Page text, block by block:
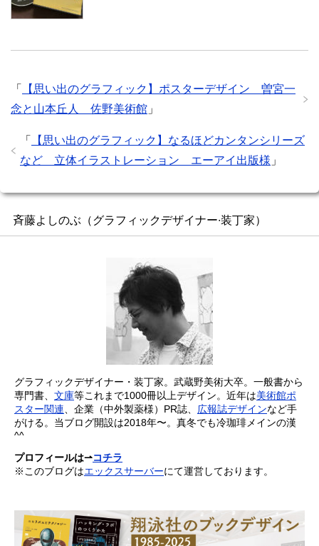
「
【思い出のグラフィック】ポスターデザイン 曽宮一
念と山本丘人 佐野美術館 」
「
【思い出のグラフィック】なるほどカンタンシリーズ
など 立体イラストレーション エーアイ出版様 」
斉藤よしのぶ（グラフィックデザイナー∙装丁家）
グラフィックデザイナー・装丁家。武蔵野美術大卒。一般書から
専門書、 文庫等これまで1000冊以上デザイン。近年は美術館ポ
スター関連 、企業（中外製薬様）PR誌、 広報誌デザインなど手
がける。当ブログ開設は2018年〜。真冬でも冷珈琲メインの漢
^^
プロフィールは⇀コチラ
※このブログはエックスサーバーにて運営しております。